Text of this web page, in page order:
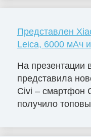
Представлен
Leica, 6000 мАч
На презентации
представила
Civi – смартфон
получило